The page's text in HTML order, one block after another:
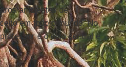
ambientes de
em todo o mundo. No
é o eixo central e